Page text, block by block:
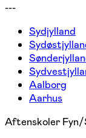
---
Sydjylland
Aalborg
Aarhus
Aftenskoler